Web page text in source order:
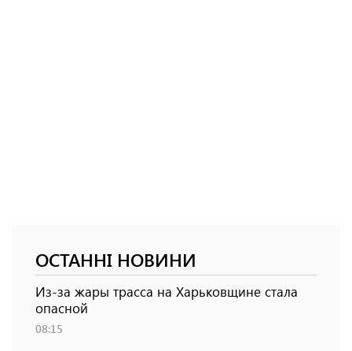
ОСТАННІ НОВИНИ
Из-за жары трасса на Харьковщине стала
опасной
08:15